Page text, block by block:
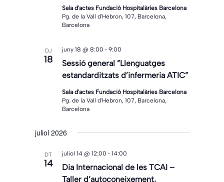
Sala d'actes Fundació Hospitalàries Barcelona
Pg. de la Vall d'Hebron, 107, Barcelona,
Barcelona
DJ
18
Sessió general ”Llenguatges
estandarditzats d’infermeria ATIC”
juny 18 @ 8:00 - 9:00
Sala d'actes Fundació Hospitalàries Barcelona
Pg. de la Vall d'Hebron, 107, Barcelona,
Barcelona
juliol 2026
DT
14
Dia Internacional de les TCAI –
Taller d’autoconeixement,
juliol 14 @ 12:00 - 14:00